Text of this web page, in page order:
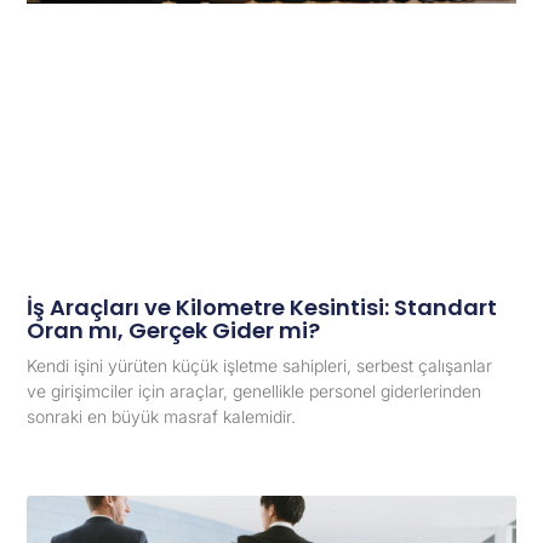
İş Araçları ve Kilometre Kesintisi: Standart
Oran mı, Gerçek Gider mi?
Kendi işini yürüten küçük işletme sahipleri, serbest çalışanlar
ve girişimciler için araçlar, genellikle personel giderlerinden
sonraki en büyük masraf kalemidir.